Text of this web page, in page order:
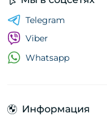
Информация
Telegram
Viber
Whatsapp